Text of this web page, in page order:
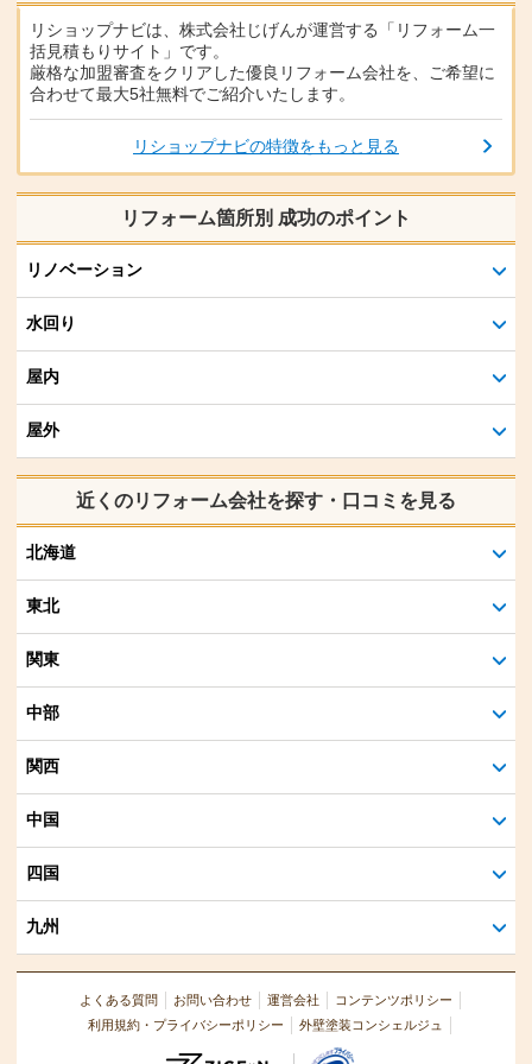
リショップナビは、株式会社じげんが運営する「リフォーム一
括見積もりサイト」です。
厳格な加盟審査をクリアした優良リフォーム会社を、ご希望に
合わせて最大5社無料でご紹介いたします。
リショップナビの特徴をもっと見る
リフォーム箇所別 成功のポイント
リノベーション
水回り
屋内
屋外
近くのリフォーム会社を探す・口コミを見る
北海道
東北
関東
中部
関西
中国
四国
九州
よくある質問 お問い合わせ 運営会社
コンテンツポリシー
利用規約・プライバシーポリシー
外壁塗装コンシェルジュ